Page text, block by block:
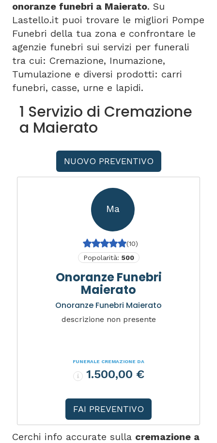
onoranze funebri a Maierato. Su
Lastello.it puoi trovare le migliori Pompe
Funebri della tua zona e confrontare le
agenzie funebri sui servizi per funerali
tra cui: Cremazione, Inumazione,
Tumulazione e diversi prodotti: carri
funebri, casse, urne e lapidi.
1 Servizio di Cremazione
a Maierato
NUOVO PREVENTIVO
Ma
(10)
Popolarità: 500
Onoranze Funebri
Maierato
Onoranze Funebri Maierato
descrizione non presente
FUNERALE CREMAZIONE DA
1.500,00 €
FAI PREVENTIVO
Cerchi info accurate sulla cremazione a